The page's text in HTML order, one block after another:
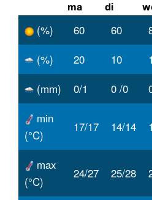
ma di
(%) 60 60
(%)
20 10
(mm)
0/1 0 /0
min
(°C)
17/17 14/14
max
(°C)
24/27 25/28